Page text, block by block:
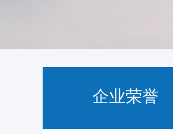
企业荣誉